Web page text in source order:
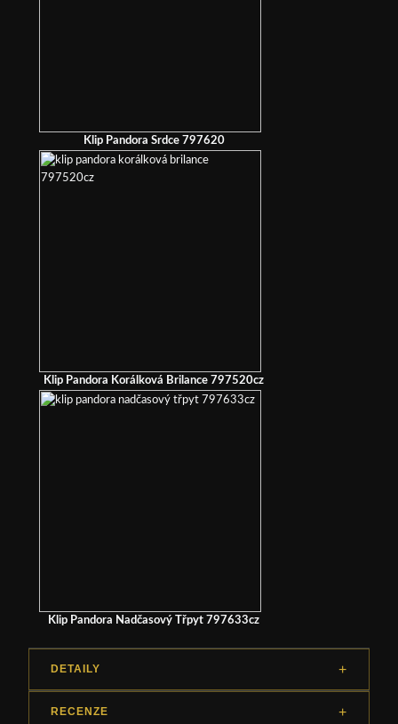
Klip Pandora Srdce 797620
Klip Pandora Korálková Brilance 797520cz
Klip Pandora Nadčasový Třpyt 797633cz
DETAILY
RECENZE